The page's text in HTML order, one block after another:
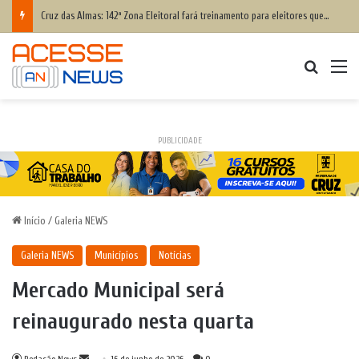
Cruz das Almas: 142ª Zona Eleitoral fará treinamento para eleitores que têm dificuldade para votar; saiba como participar
PUBLICIDADE
Início / Galeria NEWS
Galeria NEWS Municípios Notícias
Mercado Municipal será
reinaugurado nesta quarta